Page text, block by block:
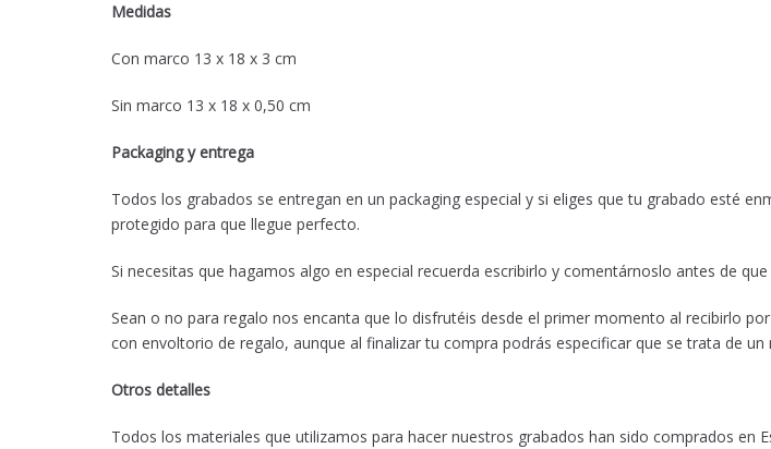
Medidas
Con marco 13 x 18 x 3 cm
Sin marco 13 x 18 x 0,50 cm
Packaging y entrega
Todos los grabados se entregan en un packaging especial y si eliges que tu grabado esté
protegido para que llegue perfecto.
Si necesitas que hagamos algo en especial recuerda escribirlo y comentárnoslo antes de
Sean o no para regalo nos encanta que lo disfrutéis desde el primer momento al recibirlo
con envoltorio de regalo, aunque al finalizar tu compra podrás especificar que se trata de un
Otros detalles
Todos los materiales que utilizamos para hacer nuestros grabados han sido comprados en